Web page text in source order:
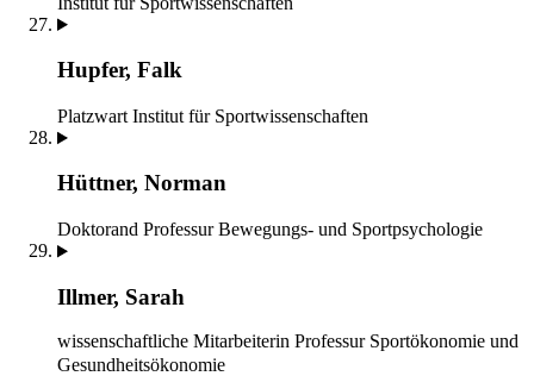
Hupfer, Falk
Platzwart Institut für Sportwissenschaften
Hüttner, Norman
Doktorand Professur Bewegungs- und Sportpsychologie
Illmer, Sarah
wissenschaftliche Mitarbeiterin Professur Sportökonomie und
Gesundheitsökonomie